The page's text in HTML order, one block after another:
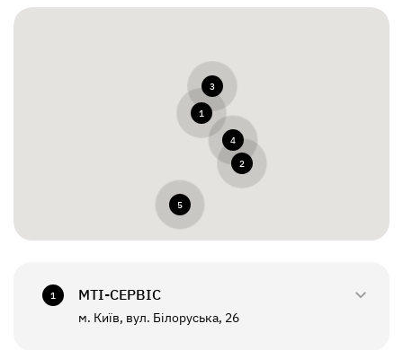
1
2
3
4
5
1 МТI-СЕРВІС
м. Київ, вул. Білоруська, 26